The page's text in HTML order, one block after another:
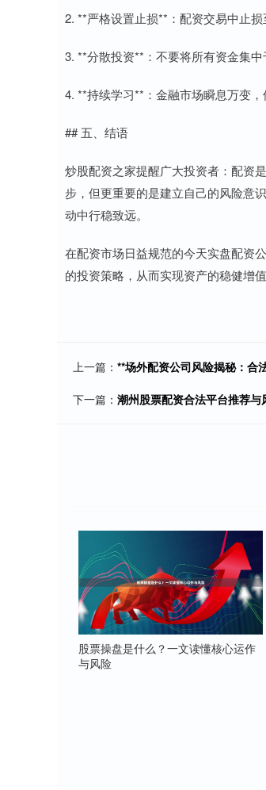
2. **严格设置止损**：配资交易中止
3. **分散投资**：不要将所有资金集
4. **持续学习**：金融市场瞬息万变
## 五、结语
炒股配资之家提醒广大投资者：配资
步，但更重要的是建立自己的风险意
动中行稳致远。
在配资市场日益规范的今天实盘配资
的投资策略，从而实现资产的稳健增值
上一篇： **场外配资公司风险揭秘：合
下一篇： 潮州股票配资合法平台推荐与
股票操盘是什么？一文读懂核心运作
与风险